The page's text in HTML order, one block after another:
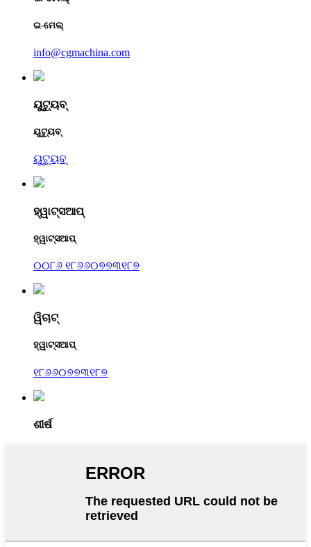
ଇ-ମେଲ୍
info@cgmachina.com
ୟୁଟ୍ୟୁବ୍
ୟୁଟ୍ୟୁବ୍
ୟୁଟ୍ୟୁବ୍
ହ୍ୱାଟ୍ସଆପ୍
ହ୍ୱାଟ୍ସଆପ୍
୦୦୮୬ ୧୮୬୬୦୭୭୩୧୮୭
ୱିଚାଟ୍
ହ୍ୱାଟ୍ସଆପ୍
୧୮୬୬୦୭୭୩୧୮୭
ଶୀର୍ଷ